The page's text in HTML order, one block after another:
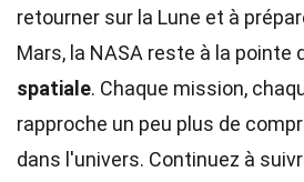
retourner sur la Lune et à
Mars, la NASA reste à la pointe
spatiale. Chaque mission,
rapproche un peu plus de
dans l'univers. Continuez à